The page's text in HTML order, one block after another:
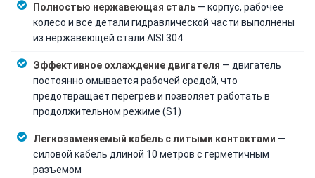
Полностью нержавеющая сталь — корпус, рабочее
колесо и все детали гидравлической части выполнены
из нержавеющей стали AISI 304
Эффективное охлаждение двигателя — двигатель
постоянно омывается рабочей средой, что
предотвращает перегрев и позволяет работать в
продолжительном режиме (S1)
Легкозаменяемый кабель с литыми контактами —
силовой кабель длиной 10 метров с герметичным
разъемом